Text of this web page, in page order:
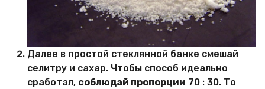
Далее в простой стеклянной банке смешай
селитру и сахар. Чтобы способ идеально
сработал, соблюдай пропорции 70 : 30. То